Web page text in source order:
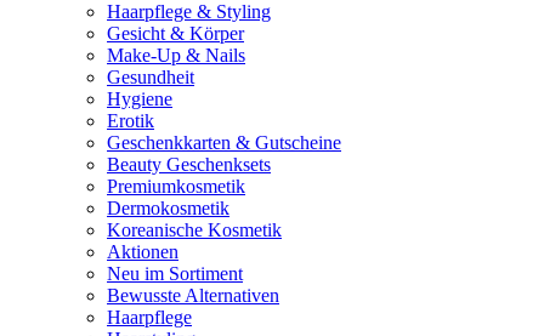
Haarpflege & Styling
Gesicht & Körper
Make-Up & Nails
Gesundheit
Hygiene
Erotik
Geschenkkarten & Gutscheine
Beauty Geschenksets
Premiumkosmetik
Dermokosmetik
Koreanische Kosmetik
Aktionen
Neu im Sortiment
Bewusste Alternativen
Haarpflege